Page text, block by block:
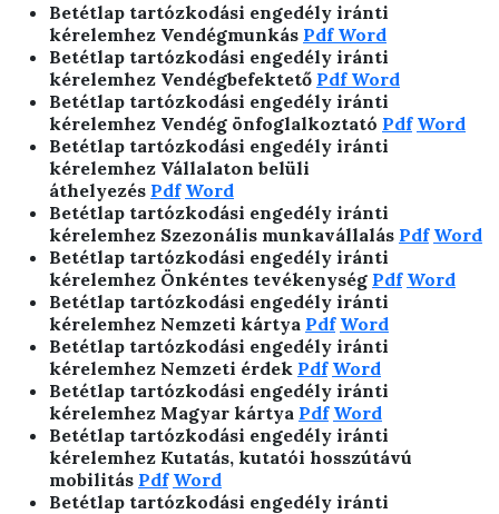
Betétlap tartózkodási engedély iránti
kérelemhez Vendégmunkás Pdf Word
Betétlap tartózkodási engedély iránti
kérelemhez Vendégbefektető Pdf Word
Betétlap tartózkodási engedély iránti
kérelemhez Vendég önfoglalkoztató Pdf Word
Betétlap tartózkodási engedély iránti
kérelemhez Vállalaton belüli
áthelyezés Pdf Word
Betétlap tartózkodási engedély iránti
kérelemhez Szezonális munkavállalás Pdf Word
Betétlap tartózkodási engedély iránti
kérelemhez Önkéntes tevékenység Pdf Word
Betétlap tartózkodási engedély iránti
kérelemhez Nemzeti kártya Pdf Word
Betétlap tartózkodási engedély iránti
kérelemhez Nemzeti érdek Pdf Word
Betétlap tartózkodási engedély iránti
kérelemhez Magyar kártya Pdf Word
Betétlap tartózkodási engedély iránti
kérelemhez Kutatás, kutatói hosszútávú
mobilitás Pdf Word
Betétlap tartózkodási engedély iránti